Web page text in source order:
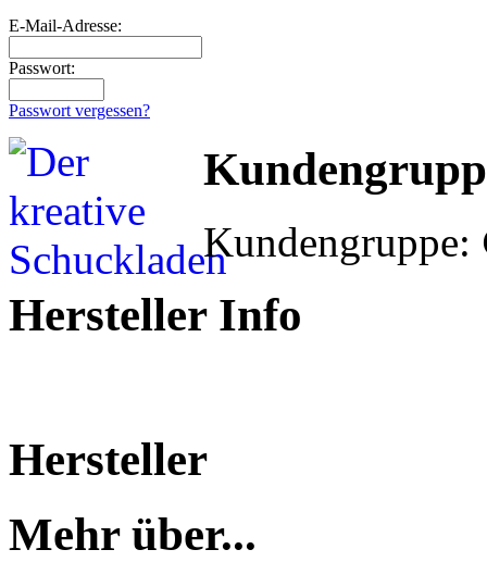
E-Mail-Adresse:
Passwort:
Passwort vergessen?
Kundengruppe:
Hersteller Info
Hersteller
Mehr über...